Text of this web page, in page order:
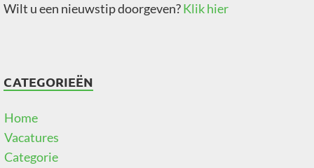
Wilt u een nieuwstip doorgeven?Klik hier
CATEGORIEËN
Home
Vacatures
Categorie